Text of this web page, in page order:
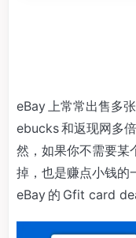
eBay 上常常出售多
ebucks 和返现网多
然，如果你不需要某
掉，也是赚点小钱的
eBay 的 Gfit card